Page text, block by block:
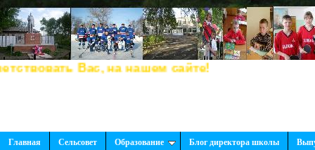
Вас, на нашем сайте!
Главная Сельсовет Образование Блог директора школы